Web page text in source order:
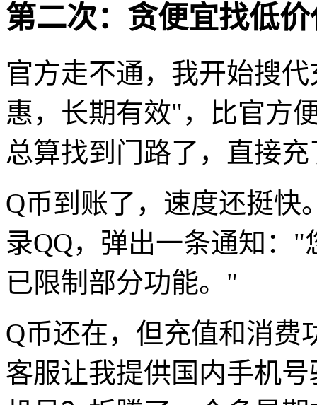
第二次：贪便宜找低
官方走不通，我开始搜
惠，长期有效"，比官方
总算找到门路了，直接充
Q币到账了，速度还挺快
录QQ，弹出一条通知：
已限制部分功能。"
Q币还在，但充值和消费
客服让我提供国内手机